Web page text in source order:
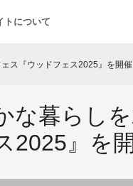
トについて
ス『ウッドフェス2025』を開催
暮らし
2025』を